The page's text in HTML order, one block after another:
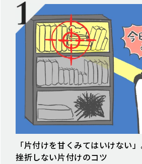
「片付けを甘くみてはいけない
挫折しない片付けのコツ